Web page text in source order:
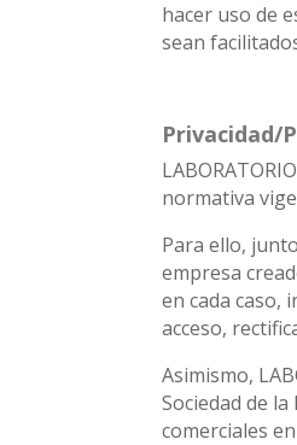
hacer uso de
sean
Privacidad/
normativa
Para ello,
empresa
en cada caso,
acceso,
Asimismo,
Sociedad de
comerciales